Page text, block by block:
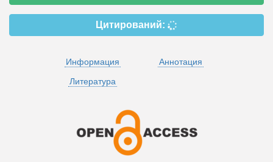
Цитирований:
Информация
Аннотация
Литература